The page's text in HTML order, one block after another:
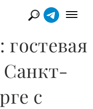
гостевая
Санкт-
с